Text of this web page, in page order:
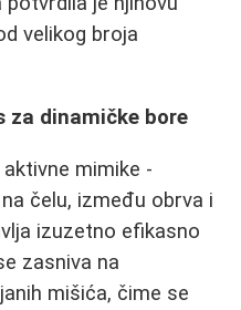
velikog broja
dinamičke bore
mimike -
čelu, između obrva i
izuzetno efikasno
zasniva na
mišića, čime se